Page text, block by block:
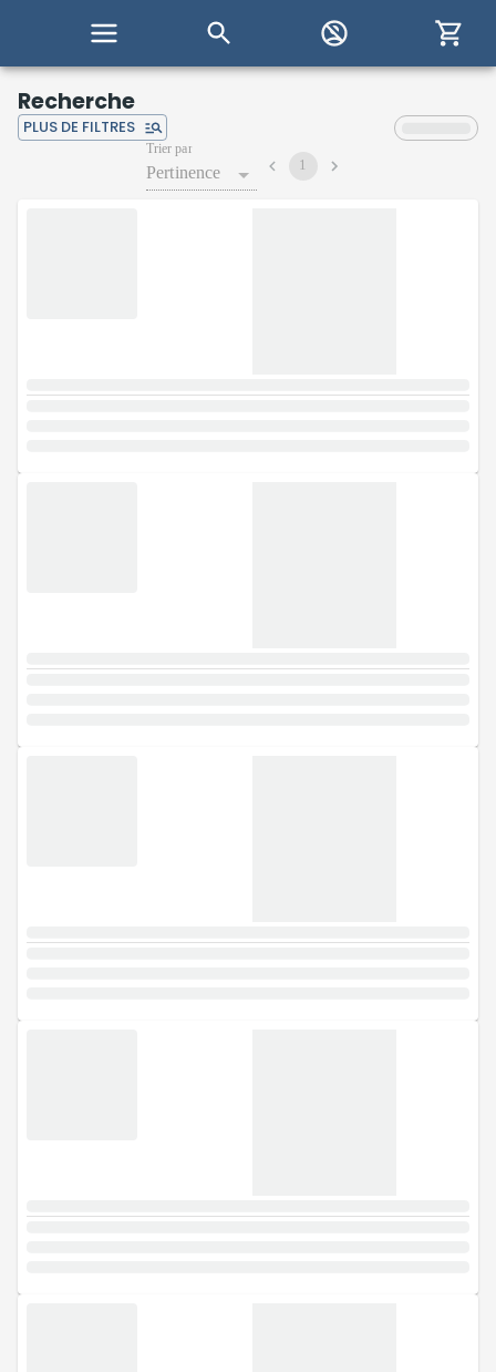
Recherche
PLUS DE FILTRES
Trier par
Pertinence 1